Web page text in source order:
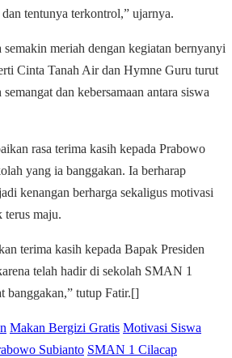
tentunya terkontrol,” ujarnya.
meriah dengan kegiatan bernyanyi
Cinta Tanah Air dan Hymne Guru turut
dan kebersamaan antara siswa
rasa terima kasih kepada Prabowo
yang ia banggakan. Ia berharap
kenangan berharga sekaligus motivasi
terus maju.
terima kasih kepada Bapak Presiden
telah hadir di sekolah SMAN 1
banggakan,” tutup Fatir.[]
Makan Bergizi Gratis Motivasi Siswa
Subianto SMAN 1 Cilacap